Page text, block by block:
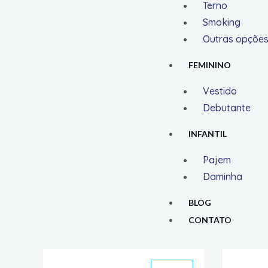
Terno
Smoking
Outras opções
FEMININO
Vestido
Debutante
INFANTIL
Pajem
Daminha
BLOG
CONTATO